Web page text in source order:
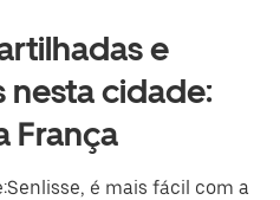
e
nesta cidade:
França
é mais fácil com a